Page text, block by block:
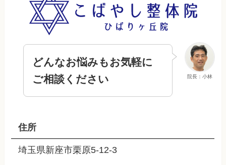
院長：小林
どんなお悩みもお気軽に
ご相談ください
住所
埼玉県新座市栗原5-12-3